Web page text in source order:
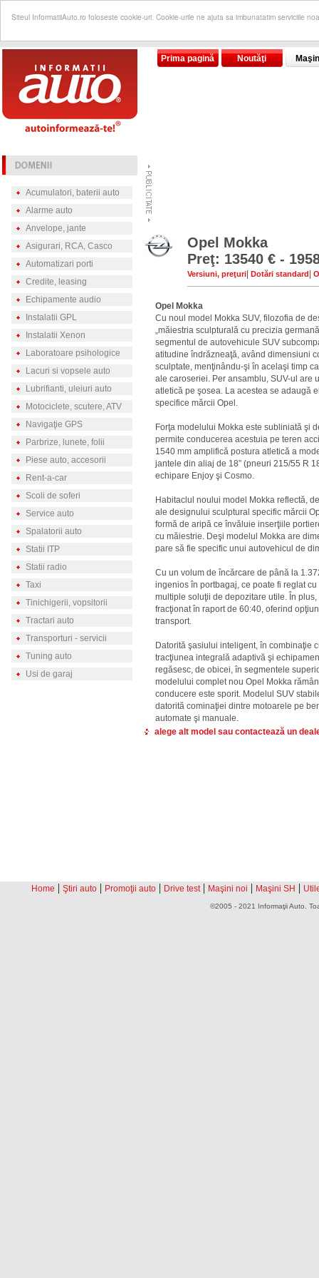
Siteul InformatiiAuto.ro foloseste cookie-uri. Cookie-urile ne ajuta sa imbunatatim serviciile
Prima pagină Noutăţi
Acumulatori, baterii auto
Alarme auto
Anvelope, jante
Asigurari, RCA, Casco
Automatizari porti
Credite, leasing
Echipamente audio
Instalatii GPL
Instalatii Xenon
Laboratoare psihologice
Lacuri si vopsele auto
Lubrifianti, uleiuri auto
Motociclete, scutere, ATV
Navigaţie GPS
Parbrize, lunete, folii
Piese auto, accesorii
Rent-a-car
Scoli de soferi
Service auto
Spalatorii auto
Statii ITP
Statii radio
Taxi
Tinichigerii, vopsitorii
Tractari auto
Transporturi - servicii
Tuning auto
Usi de garaj
Opel Mokka
Preţ: 13540 € -
Versiuni, preţuri Dotări standard
Opel Mokka
Cu noul model Mokka SUV, filozofia de
„măiestria sculpturală cu precizia
segmentul de autovehicule SUV
atitudine îndrăzneaţă, având dimensiuni
sculptate, menţinându-şi în acelaşi timp
ale caroseriei. Per ansamblu, SUV-ul are
atletică pe şosea. La acestea se adaugă
specifice mărcii Opel.
Forţa modelului Mokka este subliniată şi
permite conducerea acestuia pe teren
1540 mm amplifică postura atletică a
jantele din aliaj de 18” (pneuri 215/55 R
echipare Enjoy şi Cosmo.
Habitaclul noului model Mokka reflectă,
ale designului sculptural specific mărcii
formă de aripă ce învăluie inserţiile
cu măiestrie. Deşi modelul Mokka are
pare să fie specific unui autovehicul de
Cu un volum de încărcare de până la
ingenios în portbagaj, ce poate fi reglat
multiple soluţii de depozitare utile. În
fracţionat în raport de 60:40, oferind
transport.
Datorită şasiului inteligent, în combinaţie
tracţiunea integrală adaptivă şi
regăsesc, de obicei, în segmentele
modelului complet nou Opel Mokka
conducere este sporit. Modelul SUV
datorită cominaţiei dintre motoarele pe
automate şi manuale.
alege alt model sau contactează un
Home | Ştiri auto | Promoţii auto | Drive test | Maşini noi | Maşini SH |
©2005 - 2021 Informaţii Auto.